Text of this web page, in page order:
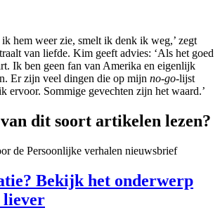
ik hem weer zie, smelt ik denk ik weg,’ zegt
van liefde. Kim geeft advies: ‘Als het goed
Ik ben geen fan van Amerika en eigenlijk
Er zijn veel dingen die op mijn no-go-lijst
ervoor. Sommige gevechten zijn het waard.’
dit soort artikelen lezen?
de Persoonlijke verhalen nieuwsbrief
Bekijk het onderwerp
liever